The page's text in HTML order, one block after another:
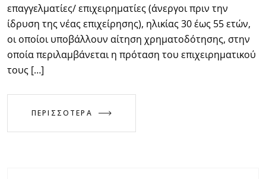
επαγγελματίες/ επιχειρηματίες (άνεργοι πριν την
ίδρυση της νέας επιχείρησης), ηλικίας 30 έως 55 ετών,
οι οποίοι υποβάλλουν αίτηση χρηματοδότησης, στην
οποία περιλαμβάνεται η πρόταση του επιχειρηματικού
τους […]
ΠΕΡΙΣΣΟΤΕΡΑ